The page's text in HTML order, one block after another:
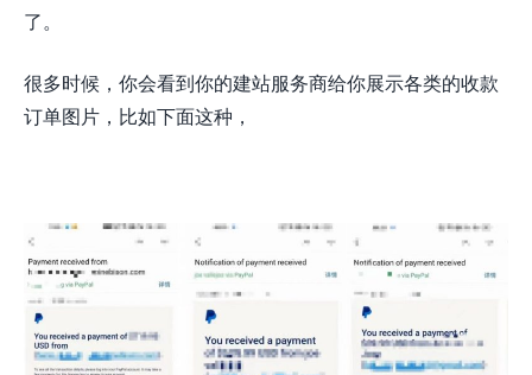
了。
很多时候，你会看到你的建站服务商给你展示各类的收款
订单图片，比如下面这种，